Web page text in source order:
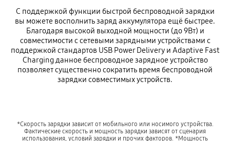
С поддержкой функции быстрой беспроводной зарядки
вы можете восполнить заряд аккумулятора ещё быстрее.
Благодаря высокой выходной мощности (до 9Вт) и
совместимости с сетевыми зарядными устройствами c
поддержкой стандартов USB Power Delivery и Adaptive Fast
Charging данное беспроводное зарядное устройство
позволяет существенно сократить время беспроводной
зарядки совместимых устройств.
*Скорость зарядки зависит от мобильного или носимого устройства.
Фактические скорость и мощность зарядки зависят от сценария
использования, условий зарядки и прочих факторов. *Мощность